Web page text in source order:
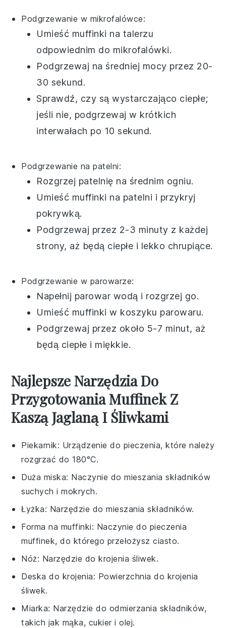
Podgrzewanie w mikrofalówce:
Umieść muffinki na talerzu
odpowiednim do mikrofalówki.
Podgrzewaj na średniej mocy przez 20-
30 sekund.
Sprawdź, czy są wystarczająco ciepłe;
jeśli nie, podgrzewaj w krótkich
interwałach po 10 sekund.
Podgrzewanie na patelni:
Rozgrzej patelnię na średnim ogniu.
Umieść muffinki na patelni i przykryj
pokrywką.
Podgrzewaj przez 2-3 minuty z każdej
strony, aż będą ciepłe i lekko chrupiące.
Podgrzewanie w parowarze:
Napełnij parowar wodą i rozgrzej go.
Umieść muffinki w koszyku parowaru.
Podgrzewaj przez około 5-7 minut, aż
będą ciepłe i miękkie.
Najlepsze Narzędzia Do
Przygotowania Muffinek Z
Kaszą Jaglaną I Śliwkami
Piekarnik: Urządzenie do pieczenia, które należy
rozgrzać do 180°C.
Duża miska: Naczynie do mieszania składników
suchych i mokrych.
Łyżka: Narzędzie do mieszania składników.
Forma na muffinki: Naczynie do pieczenia
muffinek, do którego przełożysz ciasto.
Nóż: Narzędzie do krojenia śliwek.
Deska do krojenia: Powierzchnia do krojenia
śliwek.
Miarka: Narzędzie do odmierzania składników,
takich jak mąka, cukier i olej.